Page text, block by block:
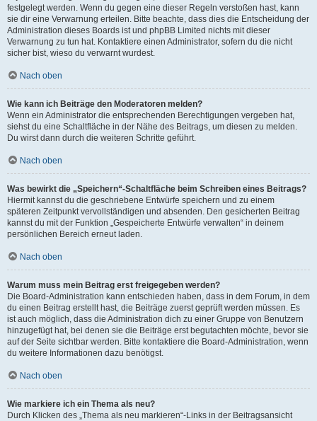
festgelegt werden. Wenn du gegen eine dieser Regeln verstoßen hast, kann
sie dir eine Verwarnung erteilen. Bitte beachte, dass dies die Entscheidung der
Administration dieses Boards ist und phpBB Limited nichts mit dieser
Verwarnung zu tun hat. Kontaktiere einen Administrator, sofern du die nicht
sicher bist, wieso du verwarnt wurdest.
Nach oben
Wie kann ich Beiträge den Moderatoren melden?
Wenn ein Administrator die entsprechenden Berechtigungen vergeben hat,
siehst du eine Schaltfläche in der Nähe des Beitrags, um diesen zu melden.
Du wirst dann durch die weiteren Schritte geführt.
Nach oben
Was bewirkt die „Speichern“-Schaltfläche beim Schreiben eines Beitrags?
Hiermit kannst du die geschriebene Entwürfe speichern und zu einem
späteren Zeitpunkt vervollständigen und absenden. Den gesicherten Beitrag
kannst du mit der Funktion „Gespeicherte Entwürfe verwalten“ in deinem
persönlichen Bereich erneut laden.
Nach oben
Warum muss mein Beitrag erst freigegeben werden?
Die Board-Administration kann entschieden haben, dass in dem Forum, in dem
du einen Beitrag erstellt hast, die Beiträge zuerst geprüft werden müssen. Es
ist auch möglich, dass die Administration dich zu einer Gruppe von Benutzern
hinzugefügt hat, bei denen sie die Beiträge erst begutachten möchte, bevor sie
auf der Seite sichtbar werden. Bitte kontaktiere die Board-Administration, wenn
du weitere Informationen dazu benötigst.
Nach oben
Wie markiere ich ein Thema als neu?
Durch Klicken des „Thema als neu markieren“-Links in der Beitragsansicht